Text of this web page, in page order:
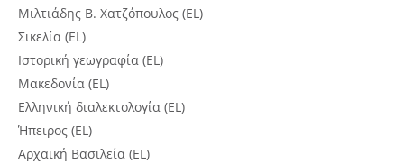
Μιλτιάδης Β. Χατζόπουλος (EL)
Σικελία (EL)
Ιστορική γεωγραφία (EL)
Μακεδονία (EL)
Ελληνική διαλεκτολογία (EL)
Ήπειρος (EL)
Αρχαϊκή Βασιλεία (EL)